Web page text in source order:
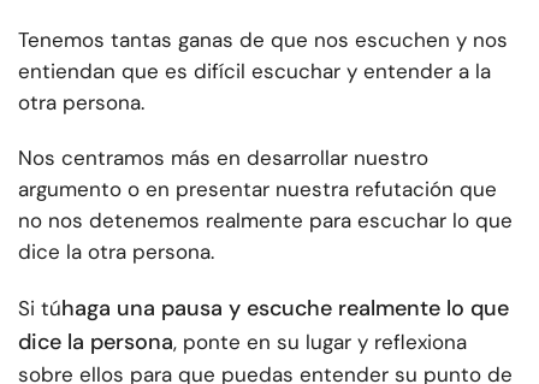
Tenemos tantas ganas de que nos escuchen y nos
entiendan que es difícil escuchar y entender a la
otra persona.
Nos centramos más en desarrollar nuestro
argumento o en presentar nuestra refutación que
no nos detenemos realmente para escuchar lo que
dice la otra persona.
Si túhaga una pausa y escuche realmente lo que
dice la persona, ponte en su lugar y reflexiona
sobre ellos para que puedas entender su punto de